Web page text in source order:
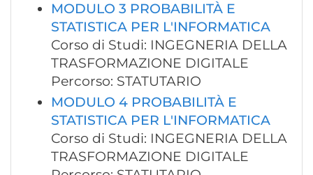
MODULO 3 PROBABILITÀ E
STATISTICA PER L'INFORMATICA
Corso di Studi: INGEGNERIA DELLA
TRASFORMAZIONE DIGITALE
Percorso: STATUTARIO
MODULO 4 PROBABILITÀ E
STATISTICA PER L'INFORMATICA
Corso di Studi: INGEGNERIA DELLA
TRASFORMAZIONE DIGITALE